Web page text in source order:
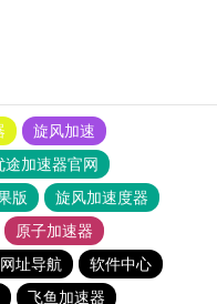
旋风加速
途加速器官网
版
旋风加速度器
原子加速器
址导航
软件中心
飞鱼加速器